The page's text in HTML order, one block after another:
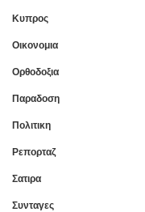
Κυπρος
Οικονομια
Ορθοδοξια
Παραδοση
Πολιτικη
Ρεπορταζ
Σατιρα
Συνταγες